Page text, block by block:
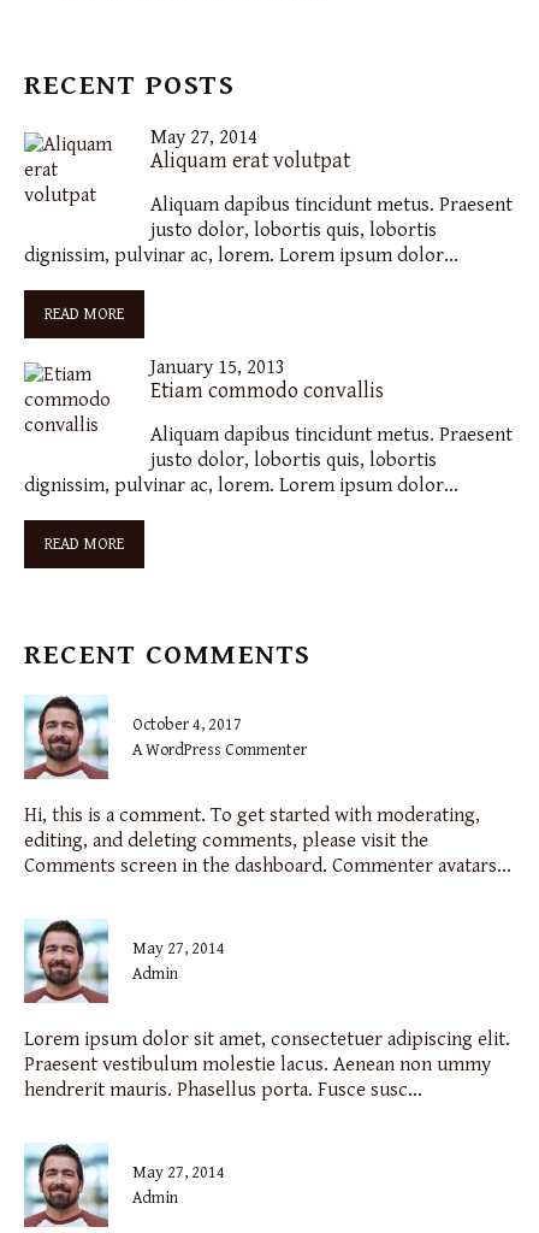
RECENT POSTS
May 27, 2014
Aliquam erat volutpat
Aliquam dapibus tincidunt metus. Praesent
justo dolor, lobortis quis, lobortis
dignissim, pulvinar ac, lorem. Lorem ipsum dolor…
READ MORE
January 15, 2013
Etiam commodo convallis
Aliquam dapibus tincidunt metus. Praesent
justo dolor, lobortis quis, lobortis
dignissim, pulvinar ac, lorem. Lorem ipsum dolor…
READ MORE
RECENT COMMENTS
October 4, 2017
A WordPress Commenter
Hi, this is a comment. To get started with moderating,
editing, and deleting comments, please visit the
Comments screen in the dashboard. Commenter avatars...
May 27, 2014
admin
Lorem ipsum dolor sit amet, consectetuer adipiscing elit.
Praesent vestibulum molestie lacus. Aenean non ummy
hendrerit mauris. Phasellus porta. Fusce susc...
May 27, 2014
admin